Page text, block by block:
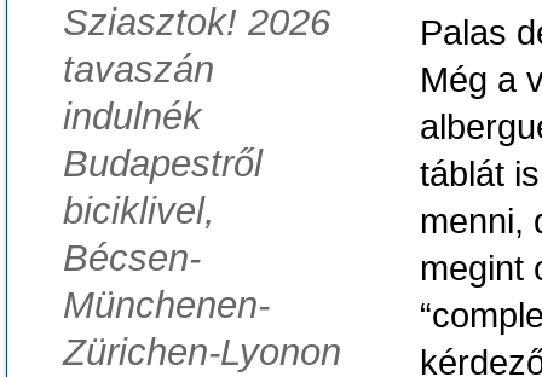
Sziasztok! 2026
tavaszán
indulnék
Budapestről
biciklivel,
Bécsen-
Münchenen-
Zürichen-Lyonon
Palas
Még a
táblát
menni,
megint